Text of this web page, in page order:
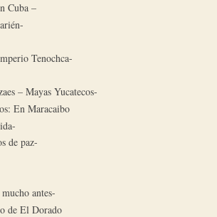
Cuba –
Tenochca-
– Mayas Yucatecos-
En Maracaibo
de paz-
antes-
de El Dorado